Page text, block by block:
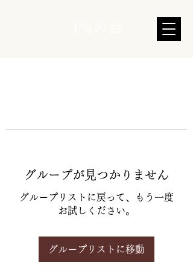
グループが見つかりません
グループリストに戻って、もう一度
お試しください。
グループリストに移動